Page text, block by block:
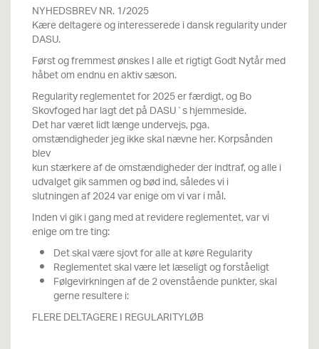
NYHEDSBREV NR. 1/2025
Kære deltagere og interesserede i dansk regularity under
DASU.
Først og fremmest ønskes I alle et rigtigt Godt Nytår med
håbet om endnu en aktiv sæson.
Regularity reglementet for 2025 er færdigt, og Bo
Skovfoged har lagt det på DASU`s hjemmeside.
Det har været lidt længe undervejs, pga.
omstændigheder jeg ikke skal nævne her. Korpsånden
blev
kun stærkere af de omstændigheder der indtraf, og alle i
udvalget gik sammen og bød ind, således vi i
slutningen af 2024 var enige om vi var i mål.
Inden vi gik i gang med at revidere reglementet, var vi
enige om tre ting:
Det skal være sjovt for alle at køre Regularity
Reglementet skal være let læseligt og forståeligt
Følgevirkningen af de 2 ovenstående punkter, skal
gerne resultere i:
FLERE DELTAGERE I REGULARITYLØB